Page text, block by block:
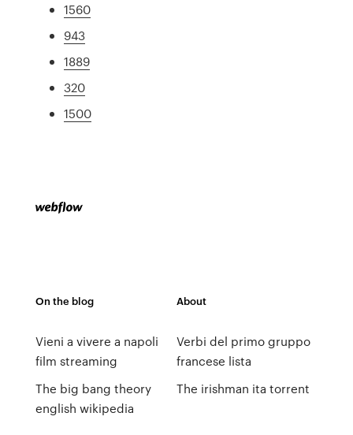
1560
943
1889
320
1500
On the blog
Vieni a vivere a napoli
film streaming
The big bang theory
english wikipedia
About
Verbi del primo gruppo
francese lista
The irishman ita torrent